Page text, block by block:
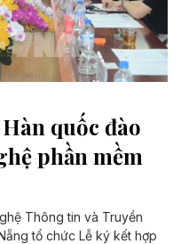
quốc đào
phần mềm
Thông tin và Truyền
tổ chức Lễ ký kết hợp